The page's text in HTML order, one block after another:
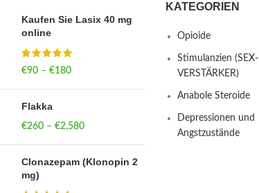
Kaufen Sie Lasix 40 mg
online
€90 – €180Price range: €90
Flakka
€260 – €2,580Price range:
€2,580
Clonazepam (Klonopin 2
mg)
KATEGORIEN
Opioide
Stimulanzien (SEX-
VERSTÄRKER)
Anabole Steroide
Depressionen und
Angstzustände